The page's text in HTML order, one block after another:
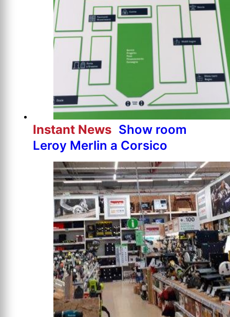
Instant News Show room
Leroy Merlin a Corsico